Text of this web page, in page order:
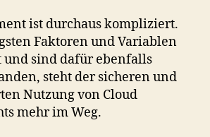
ist durchaus kompliziert.
Faktoren und Variablen
und sind dafür ebenfalls
steht der sicheren und
Nutzung von Cloud
mehr im Weg.